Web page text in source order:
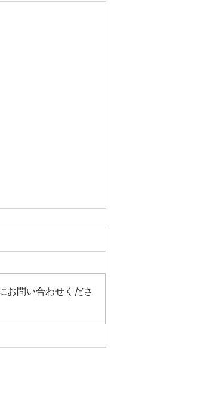
めには！
お問い合わせくださ